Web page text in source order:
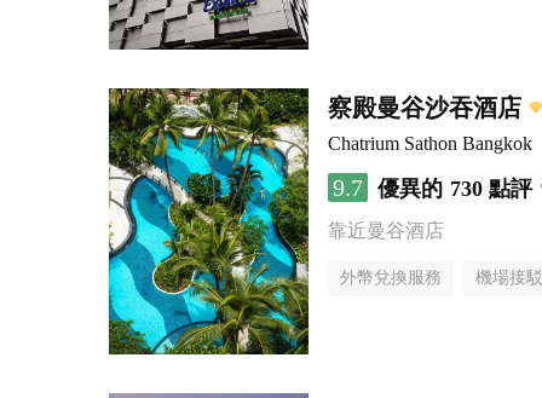
察殿曼谷沙吞酒店
Chatrium Sathon Bangkok
9.7 優異的 730 點評
靠近曼谷酒店
外幣兌換服務 機場接